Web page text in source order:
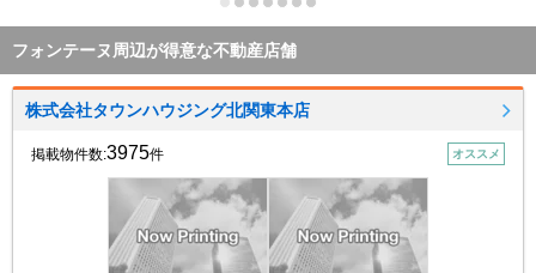
フォンテーヌ周辺が得意な不動産店舗
株式会社タウンハウジング北関東本店
掲載物件数:3975件 オススメ